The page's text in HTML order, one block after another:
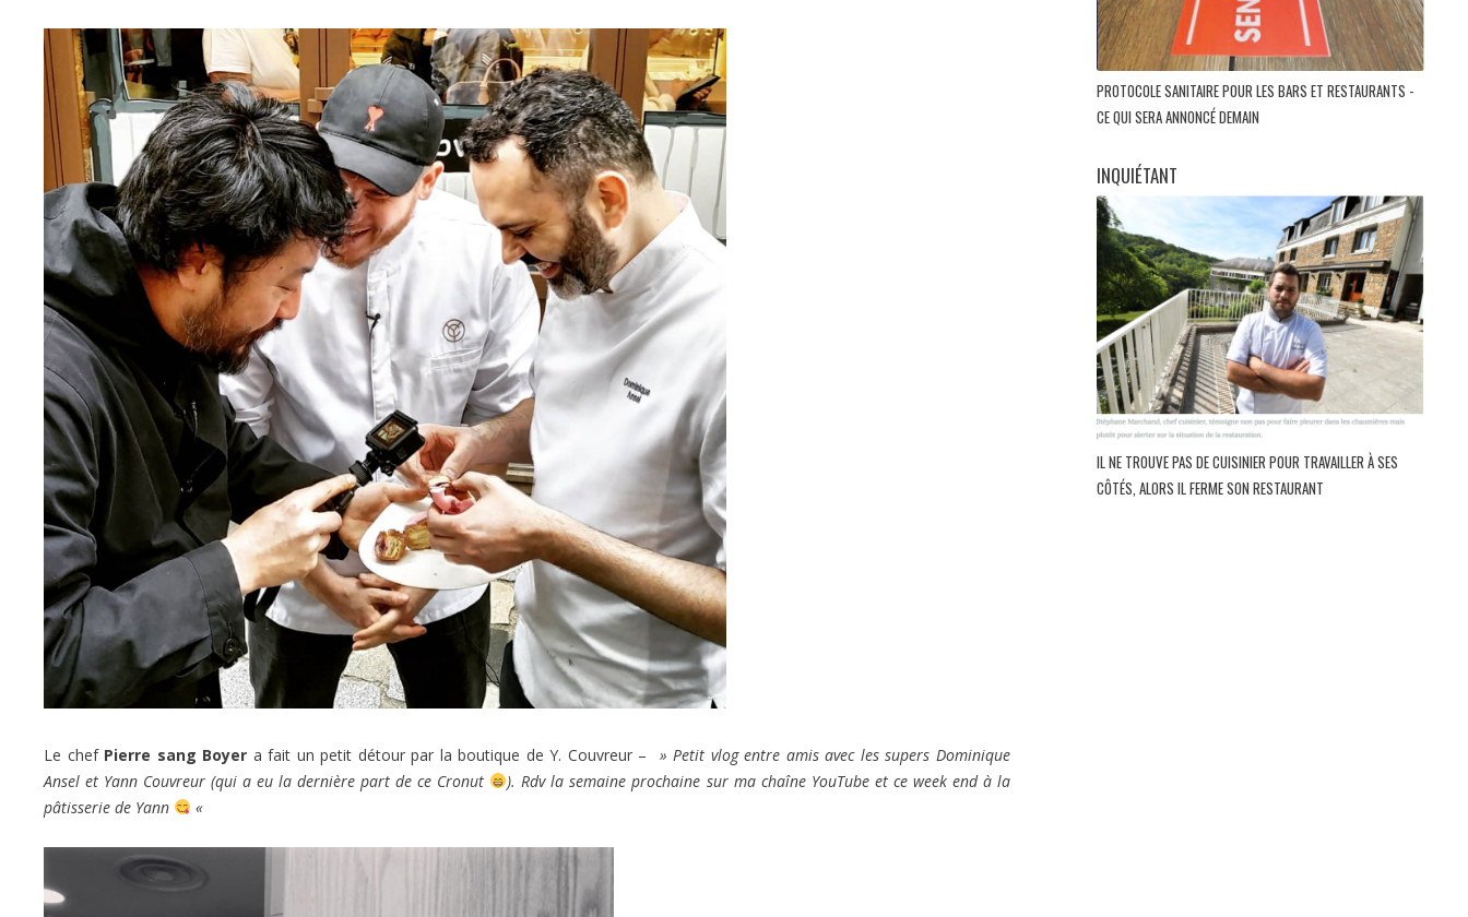
Le chef Pierre sang Boyer a fait un petit détour par la boutique de Y. Couvreur –
» Petit vlog entre amis avec les supers Dominique
Ansel et Yann Couvreur (qui a eu la dernière part de ce Cronut
). Rdv la semaine prochaine sur ma chaîne YouTube et ce week end à la
pâtisserie de Yann
«
PROTOCOLE SANITAIRE POUR LES BARS ET RESTAURANTS -
CE QUI SERA ANNONCÉ DEMAIN
INQUIÉTANT
IL NE TROUVE PAS DE CUISINIER POUR TRAVAILLER À SES
CÔTÉS, ALORS IL FERME SON RESTAURANT